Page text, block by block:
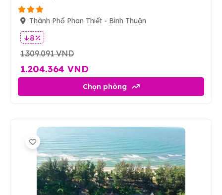
Thành Phố Phan Thiết - Bình Thuận
8 %
1.309.091 VND
1.204.364 VND
Chọn phòng